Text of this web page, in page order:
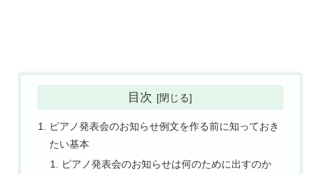
目次
ピアノ発表会のお知らせ例文を作る前に知っておき
たい基本
ピアノ発表会のお知らせは何のために出すのか